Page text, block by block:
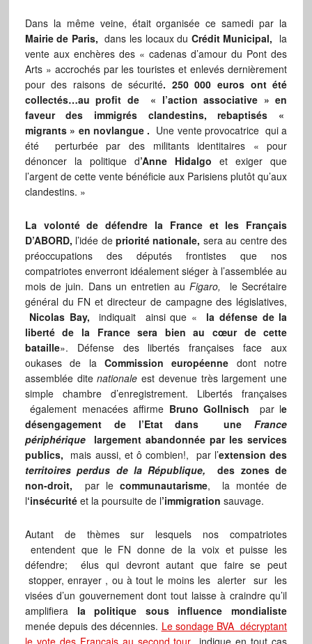
Dans la même veine, était organisée ce samedi par la
Mairie de Paris, dans les locaux du Crédit Municipal, la
vente aux enchères des « cadenas d’amour du Pont des
Arts » accrochés par les touristes et enlevés dernièrement
pour des raisons de sécurité. 250 000 euros ont été
collectés…au profit de « l’action associative » en
faveur des immigrés clandestins, rebaptisés «
migrants » en novlangue . Une vente provocatrice qui a
été perturbée par des militants identitaires « pour
dénoncer la politique d’Anne Hidalgo et exiger que
l’argent de cette vente bénéficie aux Parisiens plutôt qu’aux
clandestins. »
La volonté de défendre la France et les Français
D’ABORD, l’idée depriorité nationale, sera au centre des
préoccupations des députés frontistes que nos
compatriotes enverront idéalement siéger à l’assemblée au
mois de juin. Dans un entretien au Figaro,
le Secrétaire
général du FN et directeur de campagne des législatives,
Nicolas Bay,
indiquait ainsi que «
la défense de la
liberté de la France sera bien au cœur de cette
bataille». Défense des libertés françaises face aux
oukases de la Commission européenne dont notre
assemblée ditenationale est devenue très largement une
simple chambre d’enregistrement. Libertés françaises
également menacées affirme Bruno Gollnisch par le
désengagement de l’Etat dans uneFrance
périphériquelargement abandonnée par les services
publics, mais aussi, et ô combien!, par l’extension des
territoires perdus de la République, des zones de
non-droit, par le communautarisme, la montée de
l‘insécuritéet la poursuite de l’immigration sauvage.
Autant de thèmes sur lesquels nos compatriotes
entendent que le FN donne de la voix et puisse les
défendre; élus qui devront autant que faire se peut
stopper, enrayer , ou à tout le moins les alerter sur les
visées d’un gouvernement dont tout laisse à craindre qu’il
amplifiera la politique sous influence mondialiste
menée depuis des décennies. Le sondage BVA décryptant